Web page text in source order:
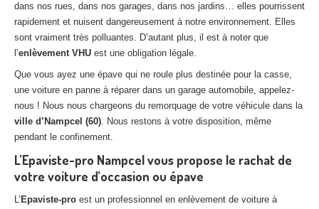
DOCUMENTSÀ JOINDRE
RACHATVÉHICULES
01 83 64 20 40
dans nos rues, dans nos garages, dans nos jardins… elles pourrissent
rapidement et nuisent dangereusement à notre environnement. Elles
sont vraiment très polluantes. D’autant plus, il est à noter que
l’enlèvement VHU est une obligation légale.
Que vous ayez une épave qui ne roule plus destinée pour la casse,
une voiture en panne à réparer dans un garage automobile, appelez-
nous ! Nous nous chargeons du remorquage de votre véhicule dans la
ville d’Nampcel (60). Nous restons à votre disposition, même
pendant le confinement.
L’Epaviste-pro Nampcel vous propose le rachat de
votre voiture d’occasion ou épave
L’ Epaviste-pro est un professionnel en enlèvement de voiture à